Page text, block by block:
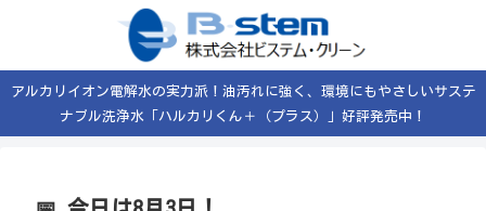
アルカリイオン電解水の実力派！油汚れに強く、環境にもやさしいサステ
ナブル洗浄水「ハルカリくん＋（プラス）」好評発売中！